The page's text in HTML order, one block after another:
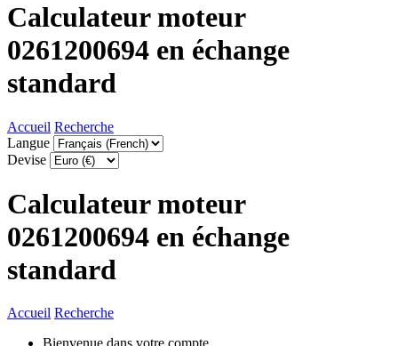
Calculateur moteur
0261200694 en échange
standard
Accueil Recherche
Langue
Devise
Calculateur moteur
0261200694 en échange
standard
Accueil Recherche